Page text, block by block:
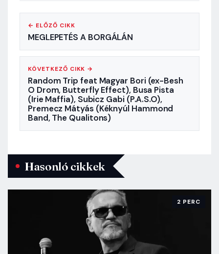
← ELŐZŐ CIKK
MEGLEPETÉS A BORGÁLÁN
KÖVETKEZŐ CIKK →
Random Trip feat Magyar Bori (ex-Besh
O Drom, Butterfly Effect), Busa Pista
(Irie Maffia), Subicz Gabi (P.A.S.O),
Premecz Mátyás (Kéknyúl Hammond
Band, The Qualitons)
Hasonló cikkek
2 PERC